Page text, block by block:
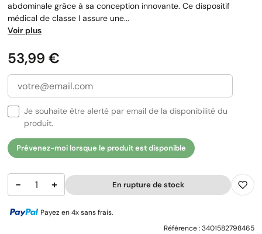
abdominale grâce à sa conception innovante. Ce dispositif
médical de classe I assure une...
Voir plus
Prix
53,99 €
Je souhaite être alerté par email de la disponibilité du
produit.
Prévenez-moi lorsque le produit est disponible
− + En rupture de stock
Payez en 4x sans frais.
Référence :3401582798465